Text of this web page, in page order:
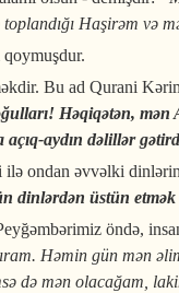
Haşirəm
qoymuşdur.
Bu ad Qurani
Həqiqətən, mən
aydın dəlillər
ondan əvvəlki
dinlərdən üstün
öndə,
Həmin gün mən
də mən olacağam,